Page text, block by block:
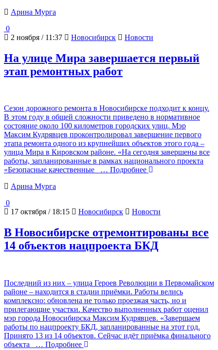
Арина Мурга
0
2 ноября / 11:37
Новосибирск Новости
На улице Мира завершается первый
этап ремонтных работ
Сезон дорожного ремонта в Новосибирске подходит к концу.
В этом году в общей сложности приведено в нормативное
состояние около 100 километров городских улиц. Мэр
Максим Кудрявцев проконтролировал завершение первого
этапа ремонта одного из крупнейших объектов этого года –
улица Мира в Кировском районе. «На сегодня завершены все
работы, запланированные в рамках национального проекта
«Безопасные качественные
… Подробнее
Арина Мурга
0
17 октября / 18:15
Новосибирск Новости
В Новосибирске отремонтированы все
14 объектов нацпроекта БКД
Последний из них – улица Героев Революции в Первомайском
районе – находится в стадии приёмки. Работы велись
комплексно: обновлена не только проезжая часть, но и
прилегающие участки. Качество выполненных работ оценил
мэр города Новосибирска Максим Кудрявцев. «Завершаем
работы по нацпроекту БКД, запланированные на этот год.
Принято 13 из 14 объектов. Сейчас идёт приёмка финального
объекта
… Подробнее